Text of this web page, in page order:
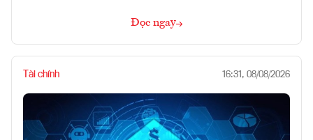
Đọc ngay
Tài chính 16:31, 08/08/2026